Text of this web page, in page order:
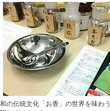
和の伝統文化「お香」の世界を味わう